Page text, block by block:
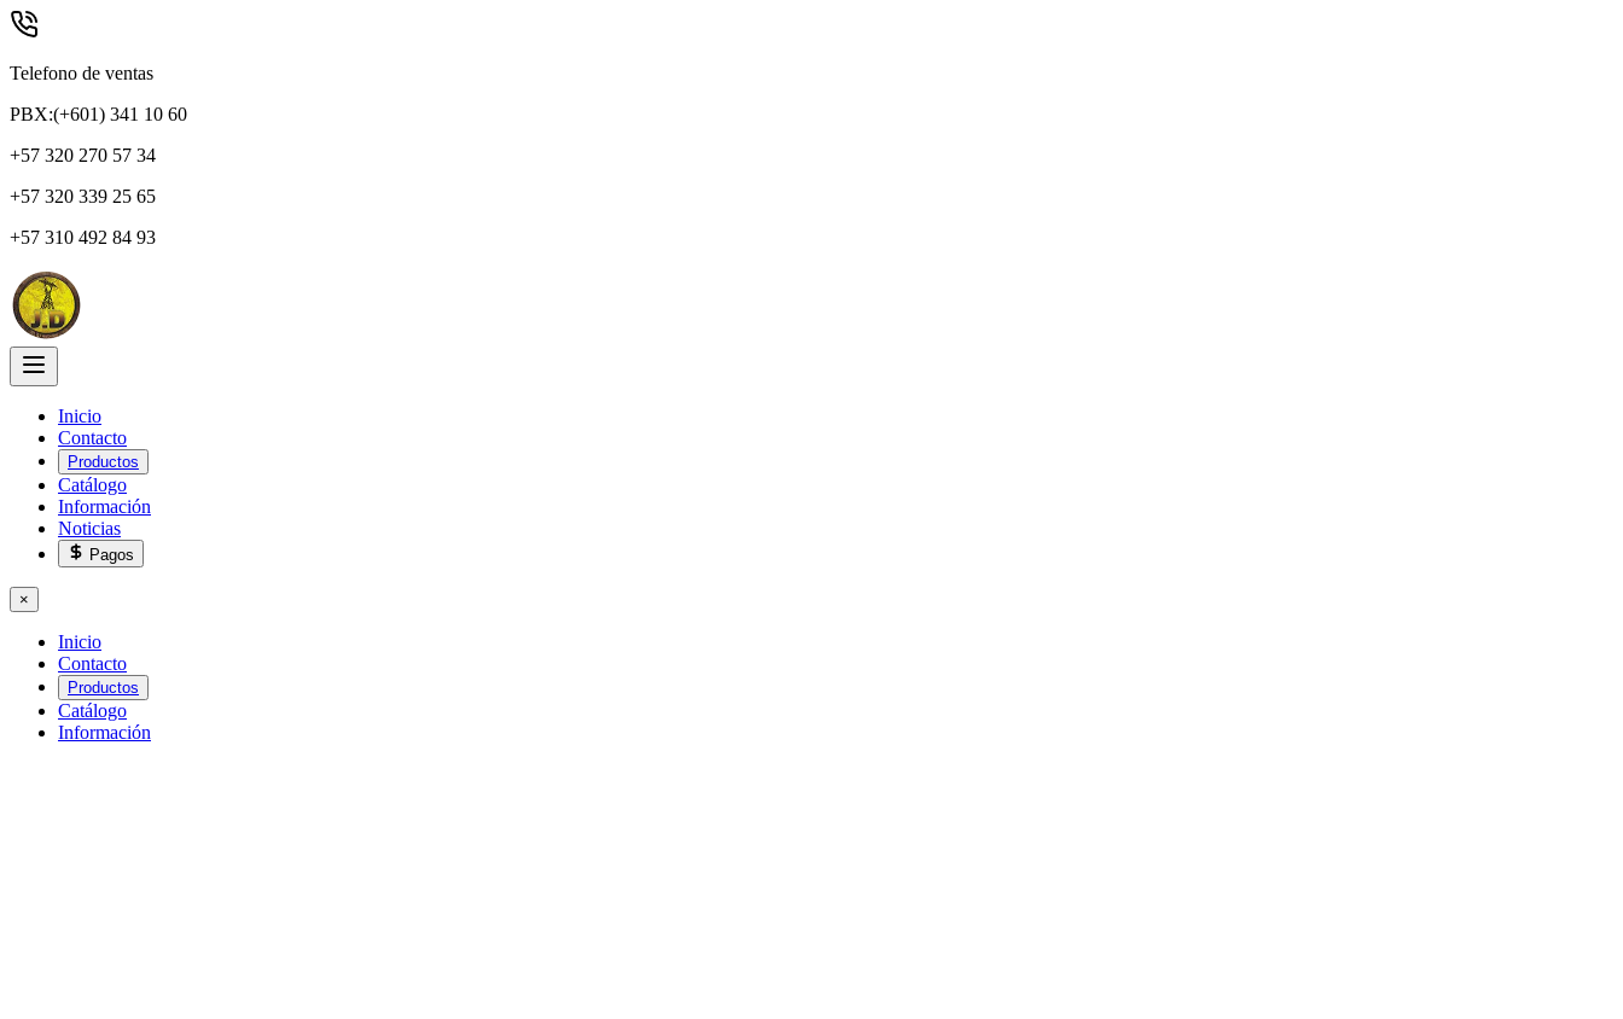
Telefono de ventas
PBX:(+601) 341 10 60
+57 320 270 57 34
+57 320 339 25 65
+57 310 492 84 93
Inicio
Contacto
Productos
Catálogo
Información
Noticias
Pagos
×
Inicio
Contacto
Productos
Catálogo
Información